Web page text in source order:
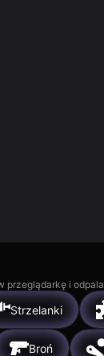
przeglądarkę i
Strzelanki
Broń